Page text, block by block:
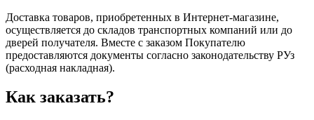
Доставка товаров, приобретенных в Интернет-магазине,
осуществляется до складов транспортных компаний или до
дверей получателя. Вместе с заказом Покупателю
предоставляются документы согласно законодательству РУз
(расходная накладная).
Как заказать?